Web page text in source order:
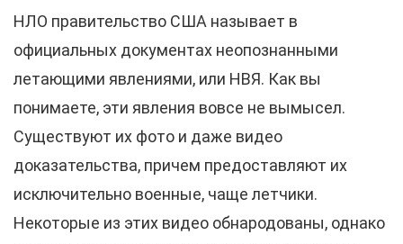
НЛО правительство США называет в
официальных документах неопознанными
летающими явлениями, или НВЯ. Как вы
понимаете, эти явления вовсе не вымысел.
Существуют их фото и даже видео
доказательства, причем предоставляют их
исключительно военные, чаще летчики.
Некоторые из этих видео обнародованы, однако